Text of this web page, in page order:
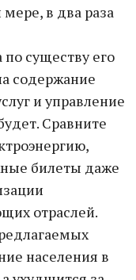
в два раза
существу его
содержание
и управление
Сравните
билеты даже
отраслей.
населения в